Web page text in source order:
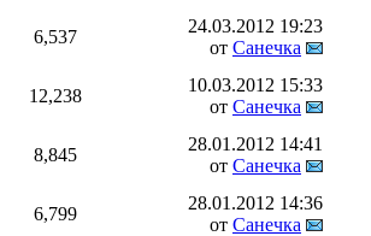
6,537
24.03.2012 19:23
от Санечка
12,238
10.03.2012 15:33
от Санечка
8,845
28.01.2012 14:41
от Санечка
6,799
28.01.2012 14:36
от Санечка